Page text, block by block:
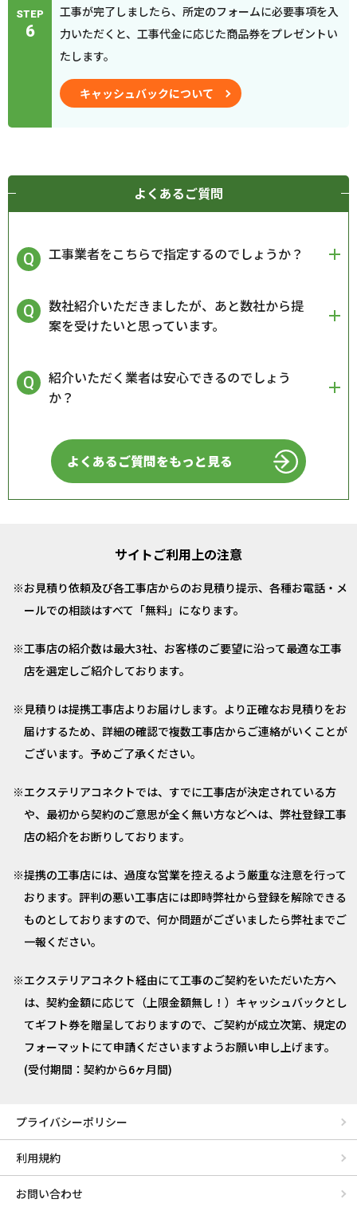
STEP
6
工事が完了しましたら、所定のフォームに必要事項を入
力いただくと、工事代金に応じた商品券をプレゼントい
たします。
キャッシュバックについて
よくあるご質問
工事業者をこちらで指定するのでしょうか？
数社紹介いただきましたが、あと数社から提
案を受けたいと思っています。
紹介いただく業者は安心できるのでしょう
か？
よくあるご質問をもっと見る
サイトご利用上の注意
お見積り依頼及び各工事店からのお見積り提示、各種お電話・メ
ールでの相談はすべて「無料」になります。
工事店の紹介数は最大3社、お客様のご要望に沿って最適な工事
店を選定しご紹介しております。
見積りは提携工事店よりお届けします。より正確なお見積りをお
届けするため、詳細の確認で複数工事店からご連絡がいくことが
ございます。予めご了承ください。
エクステリアコネクトでは、すでに工事店が決定されている方
や、最初から契約のご意思が全く無い方などへは、弊社登録工事
店の紹介をお断りしております。
提携の工事店には、過度な営業を控えるよう厳重な注意を行って
おります。評判の悪い工事店には即時弊社から登録を解除できる
ものとしておりますので、何か問題がございましたら弊社までご
一報ください。
エクステリアコネクト経由にて工事のご契約をいただいた方へ
は、契約金額に応じて（上限金額無し！）キャッシュバックとし
てギフト券を贈呈しておりますので、ご契約が成立次第、規定の
フォーマットにて申請くださいますようお願い申し上げます。
(受付期間：契約から6ヶ月間)
プライバシーポリシー
利用規約
お問い合わせ